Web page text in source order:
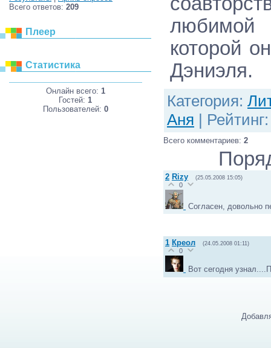
Всего ответов: 209
Плеер
Статистика
Онлайн всего: 1
Гостей:1
Пользователей: 0
которой
Дэниэля.
Категория:
Аня | Рейтинг
Всего комментариев: 2
2 Rizy (25.05.2008 15:05)
0
Согласен, довольно
1 Креол (24.05.2008 01:11)
0
Вот сегодня